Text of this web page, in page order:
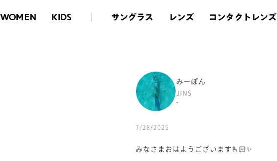
WOMEN KIDS サングラス レンズ コンタクトレンズ
みーぽん
JINS
-
7/28/2025
みなさまおはようございます🫰🏻✨